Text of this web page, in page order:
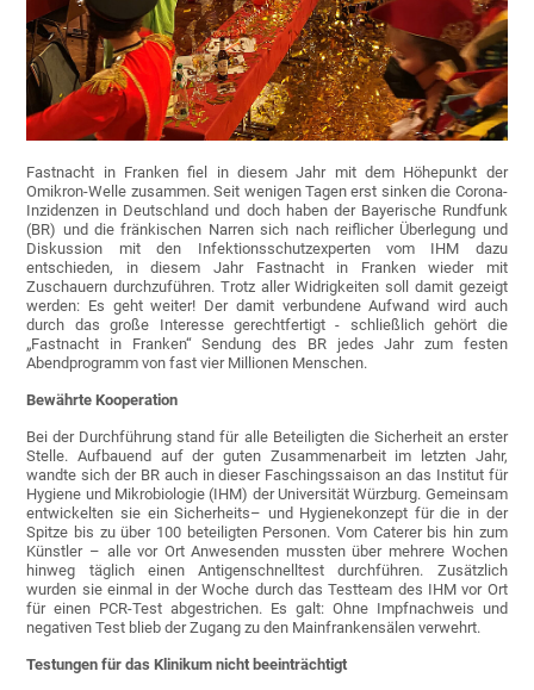
Fastnacht in Franken fiel in diesem Jahr mit dem Höhepunkt der
Omikron-Welle zusammen. Seit wenigen Tagen erst sinken die Corona-
Inzidenzen in Deutschland und doch haben der Bayerische Rundfunk
(BR) und die fränkischen Narren sich nach reiflicher Überlegung und
Diskussion mit den Infektionsschutzexperten vom IHM dazu
entschieden, in diesem Jahr Fastnacht in Franken wieder mit
Zuschauern durchzuführen. Trotz aller Widrigkeiten soll damit gezeigt
werden: Es geht weiter! Der damit verbundene Aufwand wird auch
durch das große Interesse gerechtfertigt - schließlich gehört die
„Fastnacht in Franken“ Sendung des BR jedes Jahr zum festen
Abendprogramm von fast vier Millionen Menschen.
Bewährte Kooperation
Bei der Durchführung stand für alle Beteiligten die Sicherheit an erster
Stelle. Aufbauend auf der guten Zusammenarbeit im letzten Jahr,
wandte sich der BR auch in dieser Faschingssaison an das Institut für
Hygiene und Mikrobiologie (IHM) der Universität Würzburg. Gemeinsam
entwickelten sie ein Sicherheits– und Hygienekonzept für die in der
Spitze bis zu über 100 beteiligten Personen. Vom Caterer bis hin zum
Künstler – alle vor Ort Anwesenden mussten über mehrere Wochen
hinweg täglich einen Antigenschnelltest durchführen. Zusätzlich
wurden sie einmal in der Woche durch das Testteam des IHM vor Ort
für einen PCR-Test abgestrichen. Es galt: Ohne Impfnachweis und
negativen Test blieb der Zugang zu den Mainfrankensälen verwehrt.
Testungen für das Klinikum nicht beeinträchtigt